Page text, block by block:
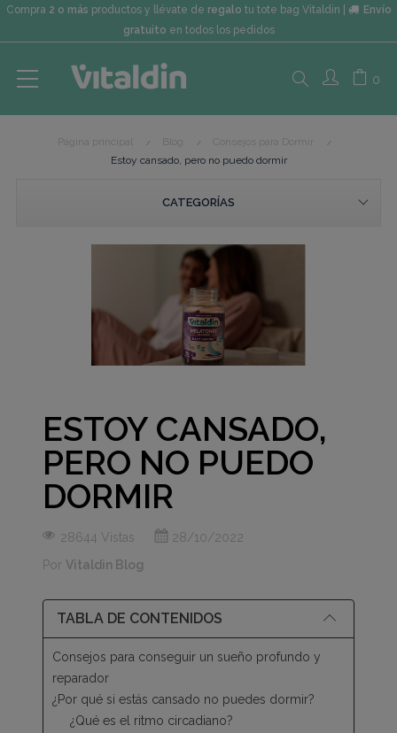
Compra 2 o más productos y llévate de regalo tu tote bag Vitaldin |
Envío
gratuito en todos los pedidos
Search 0
Estoy cansado, pero no puedo dormir
CATEGORÍAS
ESTOY CANSADO,
PERO NO PUEDO
DORMIR
28644 Vistas
28/10/2022
Por Vitaldin Blog
TABLA DE CONTENIDOS
Consejos para conseguir un sueño profundo y
reparador
¿Por qué si estás cansado no puedes dormir?
¿Qué es el ritmo circadiano?